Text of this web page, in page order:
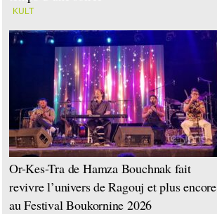
KULT
Or-Kes-Tra de Hamza Bouchnak fait
revivre l’univers de Ragouj et plus encore
au Festival Boukornine 2026